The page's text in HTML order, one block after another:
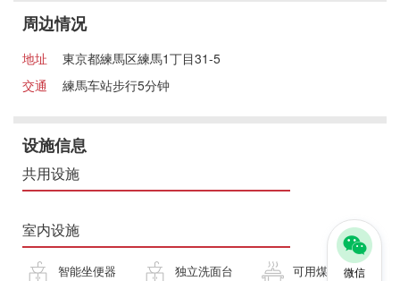
微信
周边情况
地址
東京都練馬区練馬1丁目31-5
交通
練馬车站步行5分钟
设施信息
共用设施
室内设施
智能坐便器 独立洗面台 可用煤气灶